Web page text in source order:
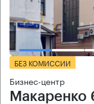
БЕЗ КОМИССИИ
Бизнес-центр
Макаренко